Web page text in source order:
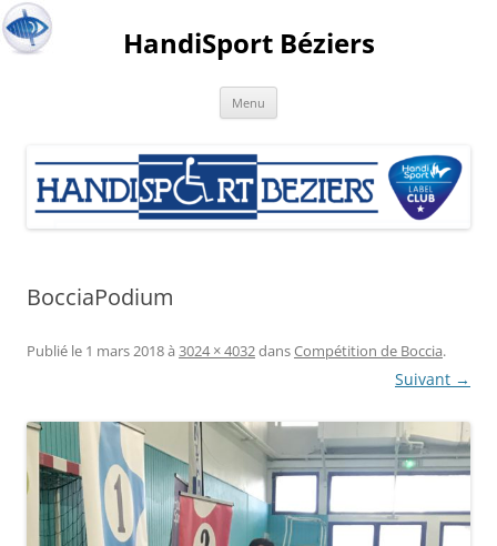
HandiSport Béziers
Menu
BocciaPodium
Publié le 1 mars 2018à 3024 × 4032dansCompétition de Boccia.
Suivant →